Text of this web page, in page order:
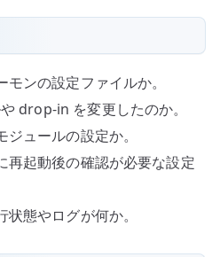
ンの設定ファイルか。
drop-in を変更したのか。
ュールの設定か。
再起動後の確認が必要な設定
態やログが何か。